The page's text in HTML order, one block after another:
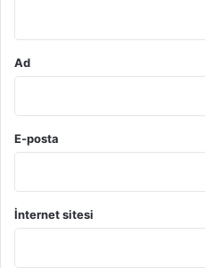
Ad
E-posta
İnternet sitesi